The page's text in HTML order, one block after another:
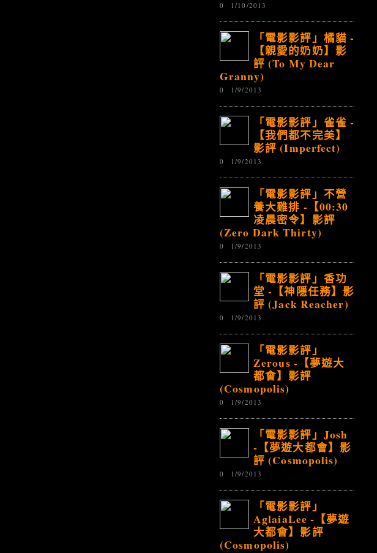
0 1/10/2013
「電影影評」橘貓 -
【親愛的奶奶】影
評 (To My Dear
Granny)
0 1/9/2013
「電影影評」雀雀 -
【我們都不完美】
影評 (Imperfect)
0 1/9/2013
「電影影評」不營
養大雞排 -【00:30
凌晨密令】影評
(Zero Dark Thirty)
0 1/9/2013
「電影影評」香功
堂 -【神隱任務】影
評 (Jack Reacher)
0 1/9/2013
「電影影評」
Zerous -【夢遊大
都會】影評
(Cosmopolis)
0 1/9/2013
「電影影評」Josh
-【夢遊大都會】影
評 (Cosmopolis)
0 1/9/2013
「電影影評」
AglaiaLee -【夢遊
大都會】影評
(Cosmopolis)